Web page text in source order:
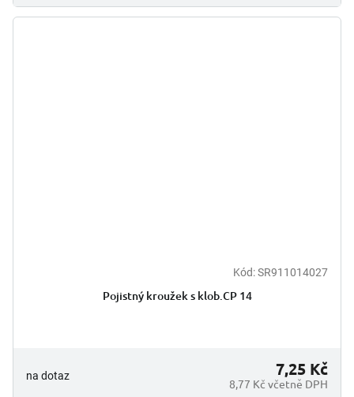
Kód:SR911014027
Pojistný kroužek s klob.CP 14
na dotaz
8,77 Kč včetně DPH
7,25 Kč